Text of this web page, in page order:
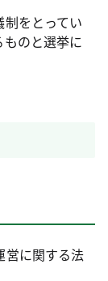
をとってい
のと選挙に
営に関する法